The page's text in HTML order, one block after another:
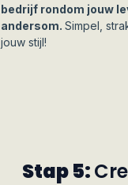
bedrijf rondom jouw
andersom. Simpel,
jouw stijl!
Stap 5: